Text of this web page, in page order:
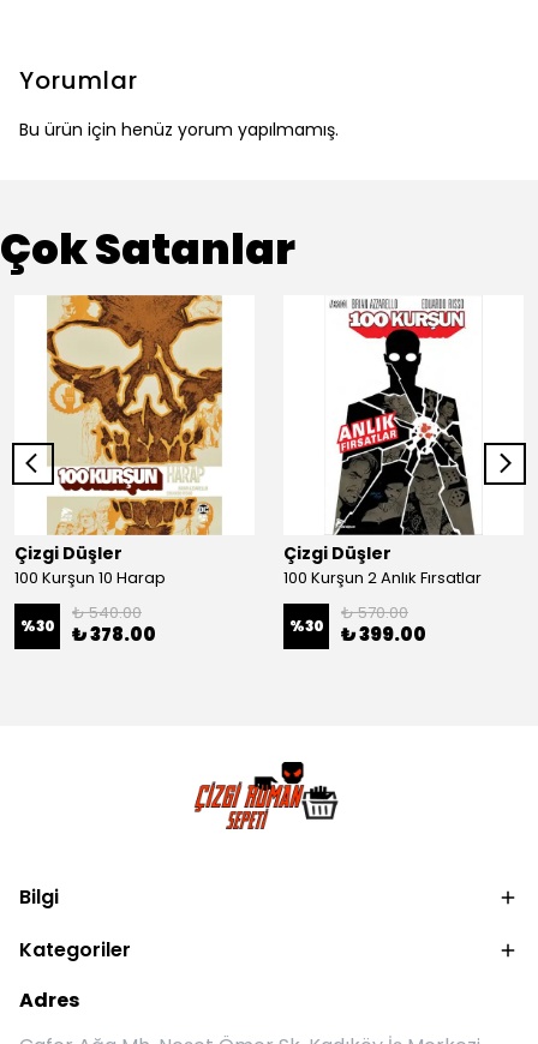
Yorumlar
Bu ürün için henüz yorum yapılmamış.
Çok Satanlar
Çizgi Düşler
100 Kurşun 10 Harap
%30
₺ 540.00
₺ 378.00
Çizgi Düşler
100 Kurşun 2 Anlık Fırsatlar
%30
₺ 570.00
₺ 399.00
Bilgi
Kategoriler
Adres